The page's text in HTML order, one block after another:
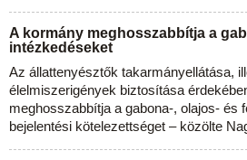
A kormány meghosszabbítja a
intézkedéseket
Az állattenyésztők takarmányellátása,
élelmiszerigények biztosítása
meghosszabbítja a gabona-, olajos- és
bejelentési kötelezettséget – közölte